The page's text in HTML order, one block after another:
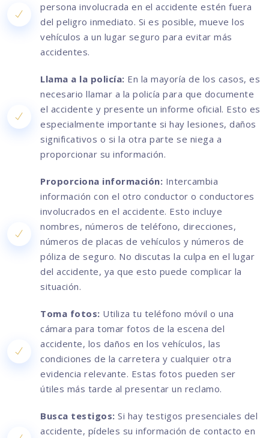
persona involucrada en el accidente estén fuera
del peligro inmediato. Si es posible, mueve los
vehículos a un lugar seguro para evitar más
accidentes.
Llama a la policía: En la mayoría de los casos, es
necesario llamar a la policía para que documente
el accidente y presente un informe oficial. Esto es
especialmente importante si hay lesiones, daños
significativos o si la otra parte se niega a
proporcionar su información.
Proporciona información: Intercambia
información con el otro conductor o conductores
involucrados en el accidente. Esto incluye
nombres, números de teléfono, direcciones,
números de placas de vehículos y números de
póliza de seguro. No discutas la culpa en el lugar
del accidente, ya que esto puede complicar la
situación.
Toma fotos: Utiliza tu teléfono móvil o una
cámara para tomar fotos de la escena del
accidente, los daños en los vehículos, las
condiciones de la carretera y cualquier otra
evidencia relevante. Estas fotos pueden ser
útiles más tarde al presentar un reclamo.
Busca testigos: Si hay testigos presenciales del
accidente, pídeles su información de contacto en